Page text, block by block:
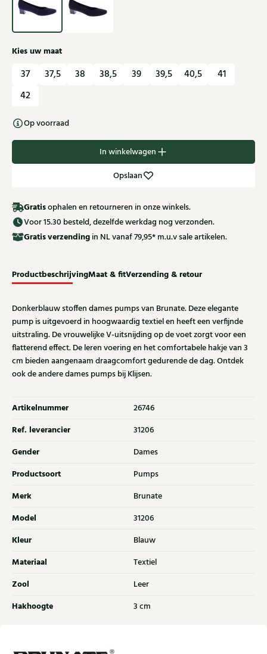
Kies uw maat
37 37,5 38 38,5 39 39,5 40,5
41
42
Op voorraad
In winkelwagen
Opslaan
Gratisophalen en retourneren in onze winkels.
Voor 15.30 besteld, dezelfde werkdag nog verzonden.
Gratisverzending in NL vanaf 79,95* m.u.v sale artikelen.
ProductbeschrijvingMaat & fitVerzending & retour
Donkerblauw stoffen dames pumps van Brunate. Deze elegante
pump is uitgevoerd in hoogwaardig textiel en heeft een verfijnde
uitstraling. De vrouwelijke V-uitsnijding op de voet zorgt voor een
flatterend effect. De leren voering en het comfortabele hakje van 3
cm bieden aangenaam draagcomfort gedurende de dag. Ontdek
ook de andere dames pumps bij Klijsen.
Artikelnummer 26746
Ref. leverancier 31206
Gender Dames
Productsoort Pumps
Merk Brunate
Model 31206
Kleur Blauw
Materiaal Textiel
Zool Leer
Hakhoogte 3 cm